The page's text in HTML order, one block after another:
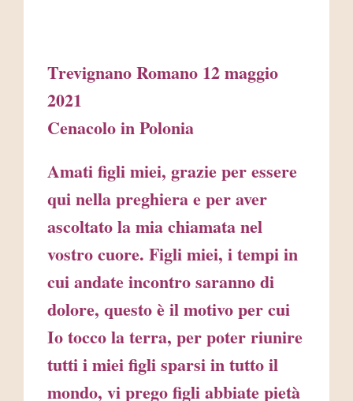
Trevignano Romano 12 maggio
2021
Cenacolo in Polonia
Amati figli miei, grazie per essere
qui nella preghiera e per aver
ascoltato la mia chiamata nel
vostro cuore. Figli miei, i tempi in
cui andate incontro saranno di
dolore, questo è il motivo per cui
Io tocco la terra, per poter riunire
tutti i miei figli sparsi in tutto il
mondo, vi prego figli abbiate pietà